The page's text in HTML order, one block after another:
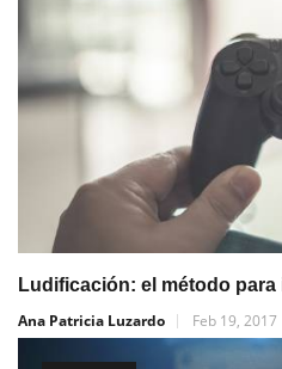
Ludificación: el método
Ana Patricia Luzardo
Feb 19, 2017